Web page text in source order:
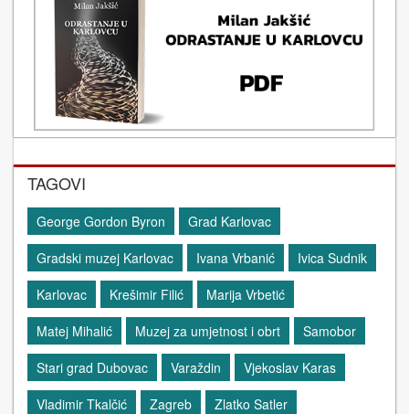
TAGOVI
George Gordon Byron
Grad Karlovac
Gradski muzej Karlovac
Ivana Vrbanić
Ivica Sudnik
Karlovac
Krešimir Filić
Marija Vrbetić
Matej Mihalić
Muzej za umjetnost i obrt
Samobor
Stari grad Dubovac
Varaždin
Vjekoslav Karas
Vladimir Tkalčić
Zagreb Zlatko Satler